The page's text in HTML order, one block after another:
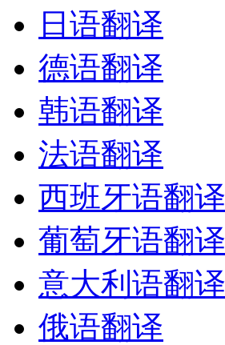
日语翻译
德语翻译
韩语翻译
法语翻译
西班牙语翻译
葡萄牙语翻译
意大利语翻译
俄语翻译